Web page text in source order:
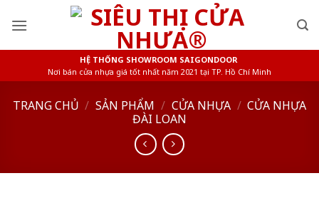
HỆ THỐNG SHOWROOM SAIGONDOOR
Nơi bán cửa nhựa giá tốt nhất năm 2021 tại TP. Hồ Chí Minh
TRANG CHỦ / SẢN PHẨM / CỬA NHỰA / CỬA NHỰA
ĐÀI LOAN